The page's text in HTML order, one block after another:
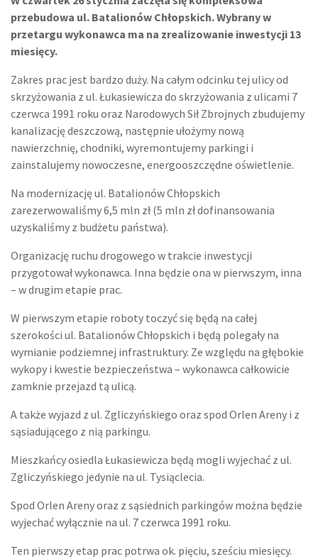
przebudowa ul. Batalionów Chłopskich. Wybrany w
przetargu wykonawca ma na zrealizowanie inwestycji 13
miesięcy.
Zakres prac jest bardzo duży. Na całym odcinku tej ulicy od
skrzyżowania z ul. Łukasiewicza do skrzyżowania z ulicami 7
czerwca 1991 roku oraz Narodowych Sił Zbrojnych zbudujemy
kanalizację deszczową, następnie ułożymy nową
nawierzchnię, chodniki, wyremontujemy parkingi i
zainstalujemy nowoczesne, energooszczędne oświetlenie.
Na modernizację ul. Batalionów Chłopskich
zarezerwowaliśmy 6,5 mln zł (5 mln zł dofinansowania
uzyskaliśmy z budżetu państwa).
Organizację ruchu drogowego w trakcie inwestycji
przygotował wykonawca. Inna będzie ona w pierwszym, inna
– w drugim etapie prac.
W pierwszym etapie roboty toczyć się będą na całej
szerokości ul. Batalionów Chłopskich i będą polegały na
wymianie podziemnej infrastruktury. Ze względu na głębokie
wykopy i kwestie bezpieczeństwa – wykonawca całkowicie
zamknie przejazd tą ulicą.
A także wyjazd z ul. Zgliczyńskiego oraz spod Orlen Areny i z
sąsiadującego z nią parkingu.
Mieszkańcy osiedla Łukasiewicza będą mogli wyjechać z ul.
Zgliczyńskiego jedynie na ul. Tysiąclecia.
Spod Orlen Areny oraz z sąsiednich parkingów można będzie
wyjechać wyłącznie na ul. 7 czerwca 1991 roku.
Ten pierwszy etap prac potrwa ok. pięciu, sześciu miesięcy.